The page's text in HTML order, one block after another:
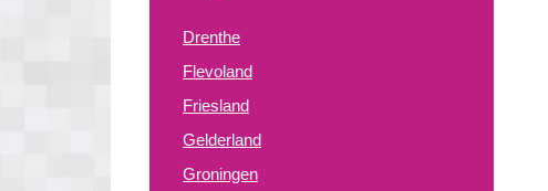
Drenthe
Flevoland
Friesland
Gelderland
Groningen